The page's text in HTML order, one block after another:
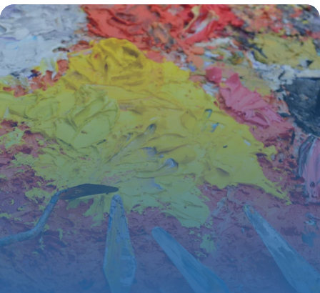
16 juillet 2026